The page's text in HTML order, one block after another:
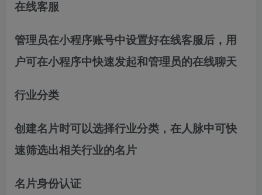
在线客服
管理员在小程序账号中设置好在线客服后，用
户可在小程序中快速发起和管理员的在线聊天
行业分类
创建名片时可以选择行业分类，在人脉中可快
速筛选出相关行业的名片
名片身份认证